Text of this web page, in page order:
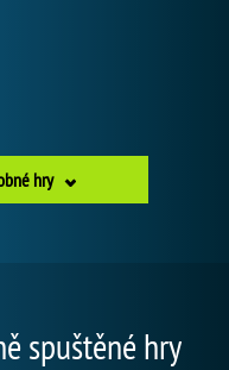
hry
spuštěné hry